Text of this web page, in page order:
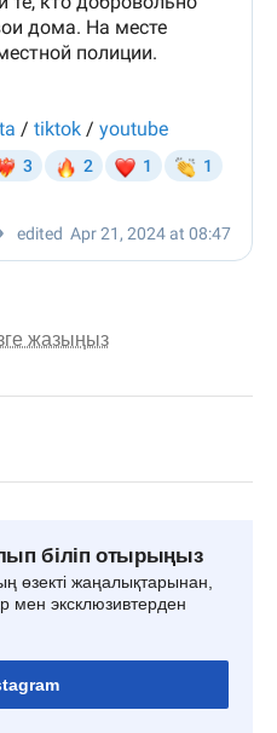
жазыңыз
біліп отырыңыз
өзекті жаңалықтарынан,
мен эксклюзивтерден